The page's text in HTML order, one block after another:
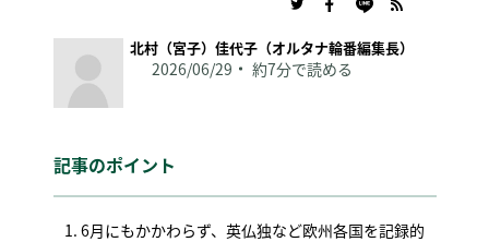
北村（宮子）佳代子（オルタナ輪番編集長）
2026/06/29 約7分で読める
記事のポイント
6月にもかかわらず、英仏独など欧州各国を記録的